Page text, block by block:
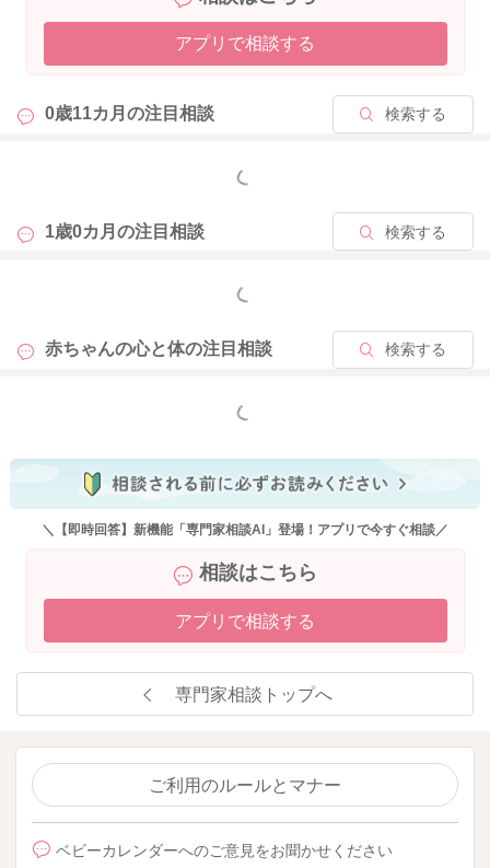
身体の発達が早めだったりすれば、言葉や仕草の発達がゆっく
りめだったりすることもよくありますよ。
ませんが、例えば、お子さんが言葉を話し始める時期などは、
とても個人差が大きいです。確かに、日常的によくお使いにな
理解していることもあると思います。ですが、例えばママさん
それをお子さんご自身で真似して言葉で発するということに繋
げるのは、お子さんにとってはかなり高度なことになります。
を発見する、大人が言う発音を真似できる、と何段階もの段階
を経て言葉を発することができるようになっていきます。たく
さん練習したからといって、すぐに言葉を言えるようになるか
さん言葉を聞かせてあげて、発音の仕方などをお子さんご自身
なければ、まずはご様子を見ていただいていいと思いますよ。
たり、他のお子さんの発育に比べて明らかにゆっくりめの発育
の月齢ですと、万が一発達障害などがあったとしても、まだハ
ッキリとした診断はなかなか難しい時期ですし、もう少し月齢
が経って、健診等で何か指摘されたり、やはりママさんが他の
2025/12/25 12:01
アプリで相談する
0歳11カ月の注目相談 検索する
もっと見る
1歳0カ月の注目相談 検索する
もっと見る
赤ちゃんの心と体の注目相談 検索する
もっと見る
＼【即時回答】新機能「専門家相談AI」登場！アプリで今すぐ相談／
相談はこちら
アプリで相談する
専門家相談トップへ
ご利用のルールとマナー
ベビーカレンダーへのご意見をお聞かせください